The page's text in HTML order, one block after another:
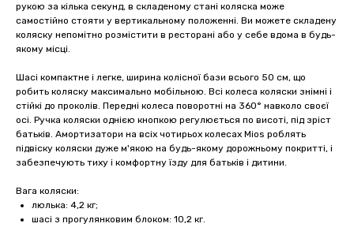
рукою за кілька секунд, в складеному стані коляска може
самостійно стояти у вертикальному положенні. Ви можете складену
коляску непомітно розмістити в ресторані або у себе вдома в будь-
якому місці.
Шасі компактне і легке, ширина колісної бази всього 50 см, що
робить коляску максимально мобільною. Всі колеса коляски знімні і
стійкі до проколів. Передні колеса поворотні на 360° навколо своєї
осі. Ручка коляски однією кнопкою регулюється по висоті, під зріст
батьків. Амортизатори на всіх чотирьох колесах Mios роблять
підвіску коляски дуже м'якою на будь-якому дорожньому покритті, і
забезпечують тиху і комфортну їзду для батьків і дитини.
Вага коляски:
люлька: 4,2 кг;
шасі з прогулянковим блоком: 10,2 кг.